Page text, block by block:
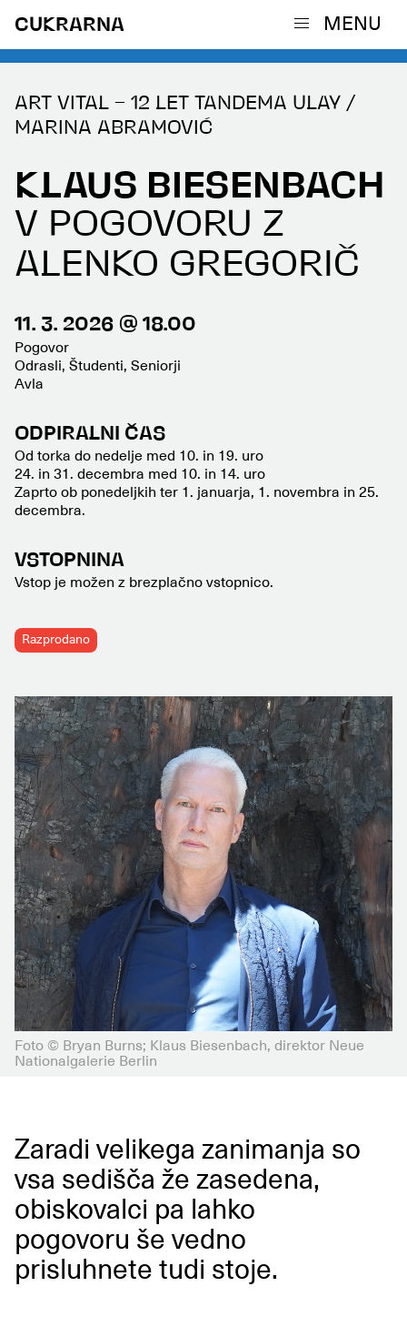
CUKRARNA MENU
ART VITAL – 12 LET TANDEMA ULAY /
MARINA ABRAMOVIĆ
KLAUS BIESENBACH
V POGOVORU Z
ALENKO GREGORIČ
11. 3. 2026 @ 18.00
Pogovor
Odrasli, Študenti, Seniorji
Avla
ODPIRALNI ČAS
Od torka do nedelje med 10. in 19. uro
24. in 31. decembra med 10. in 14. uro
Zaprto ob ponedeljkih ter 1. januarja, 1. novembra in 25.
decembra.
VSTOPNINA
Vstop je možen z brezplačno vstopnico.
Razprodano
Foto © Bryan Burns; Klaus Biesenbach, direktor Neue
Nationalgalerie Berlin
Zaradi velikega zanimanja so
vsa sedišča že zasedena,
obiskovalci pa lahko
pogovoru še vedno
prisluhnete tudi stoje.